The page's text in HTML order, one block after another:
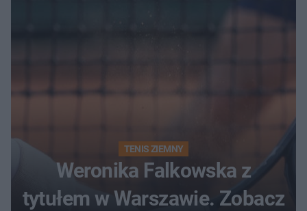
TENIS ZIEMNY
Weronika Falkowska z
tytułem w Warszawie. Zobacz